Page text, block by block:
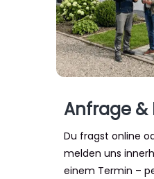
Anfrage &
Du fragst online
melden uns
einem Termin –